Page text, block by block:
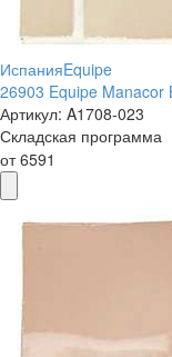
ИспанияEquipe
26903 Equipe Manacor
Артикул: A1708-023
Складская программа
от6591